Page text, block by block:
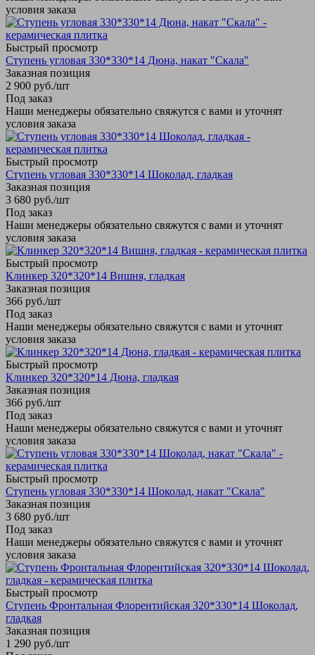
условия заказа
Быстрый просмотр
Ступень угловая 330*330*14 Дюна, накат "Скала"
Заказная позиция
2 900 руб./шт
Под заказ
Наши менеджеры обязательно свяжутся с вами и уточнят
условия заказа
Быстрый просмотр
Ступень угловая 330*330*14 Шоколад, гладкая
Заказная позиция
3 680 руб./шт
Под заказ
Наши менеджеры обязательно свяжутся с вами и уточнят
условия заказа
Быстрый просмотр
Клинкер 320*320*14 Вишня, гладкая
Заказная позиция
366 руб./шт
Под заказ
Наши менеджеры обязательно свяжутся с вами и уточнят
условия заказа
Быстрый просмотр
Клинкер 320*320*14 Дюна, гладкая
Заказная позиция
366 руб./шт
Под заказ
Наши менеджеры обязательно свяжутся с вами и уточнят
условия заказа
Быстрый просмотр
Ступень угловая 330*330*14 Шоколад, накат "Скала"
Заказная позиция
3 680 руб./шт
Под заказ
Наши менеджеры обязательно свяжутся с вами и уточнят
условия заказа
Быстрый просмотр
Ступень Фронтальная Флорентийская 320*330*14 Шоколад,
гладкая
Заказная позиция
1 290 руб./шт